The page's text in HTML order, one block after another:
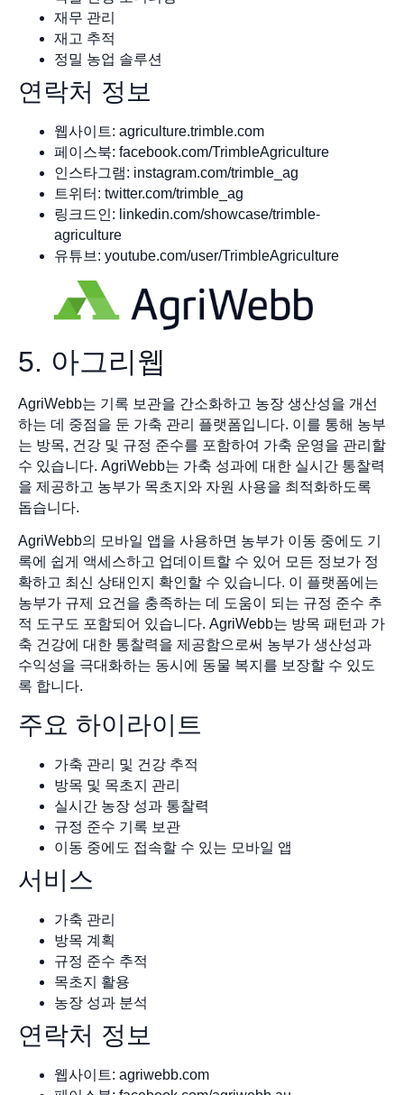
재무 관리
재고 추적
정밀 농업 솔루션
연락처 정보
웹사이트: agriculture.trimble.com
페이스북: facebook.com/TrimbleAgriculture
인스타그램: instagram.com/trimble_ag
트위터: twitter.com/trimble_ag
링크드인: linkedin.com/showcase/trimble-
agriculture
유튜브: youtube.com/user/TrimbleAgriculture
5. 아그리웹
AgriWebb는 기록 보관을 간소화하고 농장 생산성을 개선
하는 데 중점을 둔 가축 관리 플랫폼입니다. 이를 통해 농부
는 방목, 건강 및 규정 준수를 포함하여 가축 운영을 관리할
수 있습니다. AgriWebb는 가축 성과에 대한 실시간 통찰력
을 제공하고 농부가 목초지와 자원 사용을 최적화하도록
돕습니다.
AgriWebb의 모바일 앱을 사용하면 농부가 이동 중에도 기
록에 쉽게 액세스하고 업데이트할 수 있어 모든 정보가 정
확하고 최신 상태인지 확인할 수 있습니다. 이 플랫폼에는
농부가 규제 요건을 충족하는 데 도움이 되는 규정 준수 추
적 도구도 포함되어 있습니다. AgriWebb는 방목 패턴과 가
축 건강에 대한 통찰력을 제공함으로써 농부가 생산성과
수익성을 극대화하는 동시에 동물 복지를 보장할 수 있도
록 합니다.
주요 하이라이트
가축 관리 및 건강 추적
방목 및 목초지 관리
실시간 농장 성과 통찰력
규정 준수 기록 보관
이동 중에도 접속할 수 있는 모바일 앱
서비스
가축 관리
방목 계획
규정 준수 추적
목초지 활용
농장 성과 분석
연락처 정보
웹사이트: agriwebb.com